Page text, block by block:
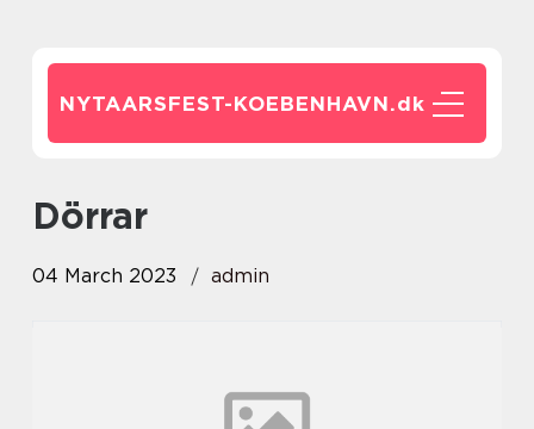
NYTAARSFEST-KOEBENHAVN.dk
Dörrar
04 March 2023 admin